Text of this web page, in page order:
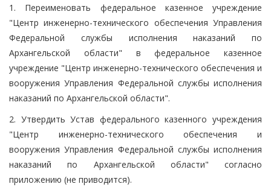
1. Переименовать федеральное казенное учреждение
"Центр инженерно-технического обеспечения Управления
Федеральной службы исполнения наказаний по
Архангельской области" в федеральное казенное
учреждение "Центр инженерно-технического обеспечения и
вооружения Управления Федеральной службы исполнения
наказаний по Архангельской области".
2. Утвердить Устав федерального казенного учреждения
"Центр инженерно-технического обеспечения и
вооружения Управления Федеральной службы исполнения
наказаний по Архангельской области" согласно
приложению (не приводится).